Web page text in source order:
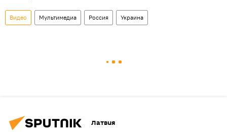
Видео Мультимедиа Россия Украина
Латвия